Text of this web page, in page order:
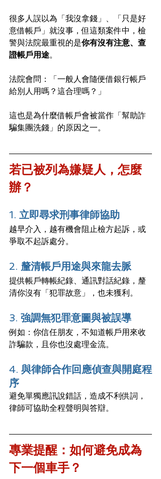
很多人誤以為「我沒拿錢」、「只是好
意借帳戶」就沒事，但這類案件中，檢
警與法院最重視的是你有沒有注意、查
證帳戶用途。
法院會問：「一般人會隨便借銀行帳戶
給別人用嗎？這合理嗎？」
這也是為什麼借帳戶會被當作「幫助詐
騙集團洗錢」的原因之一。
若已被列為嫌疑人，怎麼
辦？
1. 立即尋求刑事律師協助
越早介入，越有機會阻止檢方起訴，或
爭取不起訴處分。
2. 釐清帳戶用途與來龍去脈
提供帳戶轉帳紀錄、通訊對話紀錄，釐
清你沒有「犯罪故意」，也未獲利。
3. 強調無犯罪意圖與被誤導
例如：你信任朋友，不知道帳戶用來收
詐騙款，且你也沒處理金流。
4. 與律師合作回應偵查與開庭程
序
避免單獨應訊說錯話，造成不利供詞，
律師可協助全程聲明與答辯。
專業提醒：如何避免成為
下一個車手？